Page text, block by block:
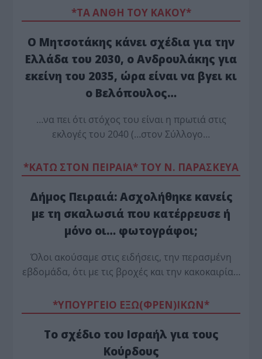
*ΤΑ ΆΝΘΗ ΤΟΥ ΚΑΚΟΎ*
Ο Μητσοτάκης κάνει σχέδια για την
Ελλάδα του 2030, ο Ανδρουλάκης για
εκείνη του 2035, ώρα είναι να βγει κι
ο Βελόπουλος…
…να πει ότι στόχος του είναι η πρωτιά στις
εκλογές του 2040 (…στον Σύλλογο…
*ΚΑΤΩ ΣΤΟΝ ΠΕΙΡΑΙΑ* ΤΟΥ Ν. ΠΑΡΑΣΚΕΥΑ
Δήμος Πειραιά: Ασχολήθηκε κανείς
με τη σκαλωσιά που κατέρρευσε ή
μόνο οι… φωτογράφοι;
Όλοι ακούσαμε στις ειδήσεις, την περασμένη
εβδομάδα, ότι με τις βροχές και την κακοκαιρία…
*ΥΠΟΥΡΓΕΙΟ ΕΞΩ(ΦΡΕΝ)ΙΚΩΝ*
Το σχέδιο του Ισραήλ για τους
Κούρδους